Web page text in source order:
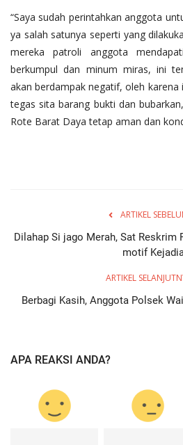
“Saya sudah perintahkan anggota
ya salah satunya seperti yang
mereka patroli anggota
berkumpul dan minum miras, ini
akan berdampak negatif, oleh
tegas sita barang bukti dan
Rote Barat Daya tetap aman dan
ARTIKEL
Dilahap Si jago Merah, Sat
motif
ARTIKEL
Berbagi Kasih, Anggota Polsek
APA REAKSI ANDA?